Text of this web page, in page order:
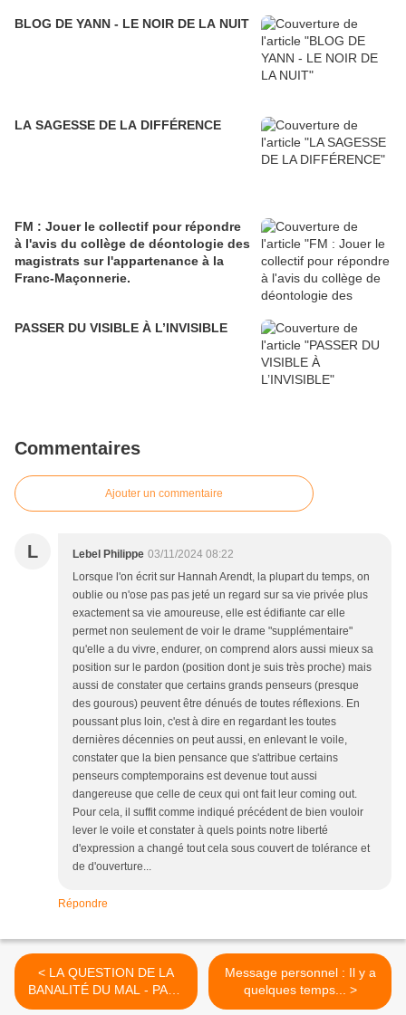
BLOG DE YANN - LE NOIR DE LA NUIT
LA SAGESSE DE LA DIFFÉRENCE
FM : Jouer le collectif pour répondre
à l'avis du collège de déontologie des
magistrats sur l'appartenance à la
Franc-Maçonnerie.
PASSER DU VISIBLE À L’INVISIBLE
Commentaires
Ajouter un commentaire
L Lebel Philippe 03/11/2024 08:22
Lorsque l'on écrit sur Hannah Arendt, la plupart du temps, on
oublie ou n'ose pas pas jeté un regard sur sa vie privée plus
exactement sa vie amoureuse, elle est édifiante car elle
permet non seulement de voir le drame "supplémentaire"
qu'elle a du vivre, endurer, on comprend alors aussi mieux sa
position sur le pardon (position dont je suis très proche) mais
aussi de constater que certains grands penseurs (presque
des gourous) peuvent être dénués de toutes réflexions. En
poussant plus loin, c'est à dire en regardant les toutes
dernières décennies on peut aussi, en enlevant le voile,
constater que la bien pensance que s'attribue certains
penseurs comptemporains est devenue tout aussi
dangereuse que celle de ceux qui ont fait leur coming out.
Pour cela, il suffit comme indiqué précédent de bien vouloir
lever le voile et constater à quels points notre liberté
d'expression a changé tout cela sous couvert de tolérance et
de d'ouverture...
Répondre
< LA QUESTION DE LA
BANALITÉ DU MAL - PART
I
Message personnel : Il y a
quelques temps... >